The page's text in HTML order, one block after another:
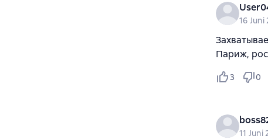
16 Juni
Париж,
3 0
11 Juni